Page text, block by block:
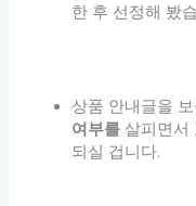
한 후 선정해 봤
상품 안내글을
여부를 살피면서
되실 겁니다.